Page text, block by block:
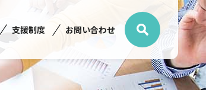
支援制度 お問い合わせ